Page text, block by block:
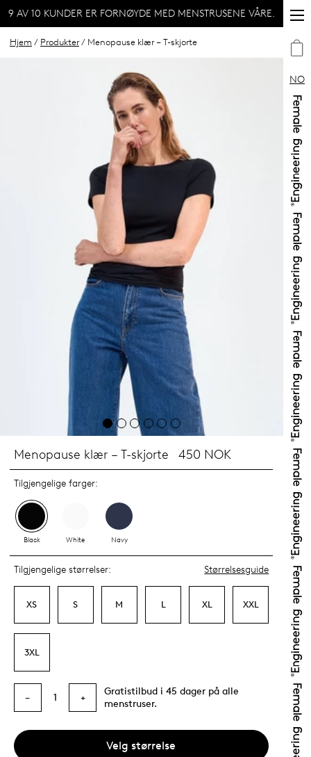
NO
9 AV 10 KUNDER ER FORNØYDE MED MENSTRUSENE VÅRE.
Hjem / Produkter/ Menopause klær – T-skjorte
Menopause klær – T-skjorte 450 NOK
Tilgjengelige farger:
Black White Navy
Tilgjengelige størrelser: Størrelsesguide
XS S M L XL XXL
3XL
− 1 +
Gratistilbud i 45 dager på alle
menstruser.
Velg størrelse